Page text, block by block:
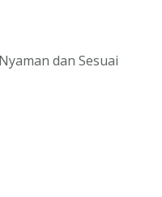
dan Sesuai